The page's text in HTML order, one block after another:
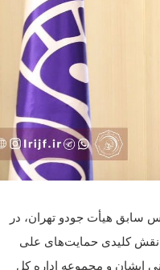
سابق هیأت جودو تهران، در
نقش کلیدی حمایت‌های علی
ایشان و مجموعه اداره کل